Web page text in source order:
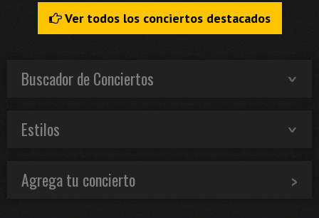
Ver todos los conciertos destacados
Buscador de Conciertos
Estilos
Agrega tu concierto